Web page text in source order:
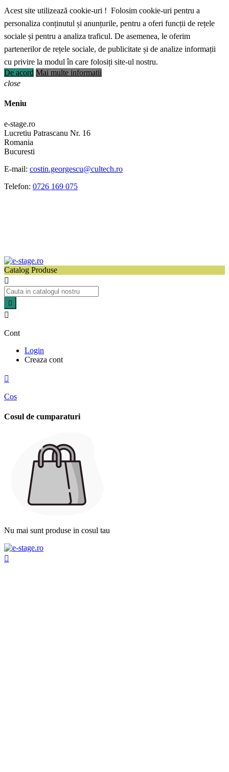
Acest site utilizează cookie-uri ! Folosim cookie-uri pentru a
personaliza conținutul și anunțurile, pentru a oferi funcții de rețele
sociale și pentru a analiza traficul. De asemenea, le oferim
partenerilor de rețele sociale, de publicitate și de analize informații
cu privire la modul în care folosiți site-ul nostru.
De acord Mai multe informatii
close
Meniu
e-stage.ro
Lucretiu Patrascanu Nr. 16
Romania
Bucuresti
E-mail: costin.georgescu@cultech.ro
Telefon: 0726 169 075
Catalog Produse



Cont
Login
Creaza cont

Cos
Cosul de cumparaturi
Nu mai sunt produse in cosul tau
